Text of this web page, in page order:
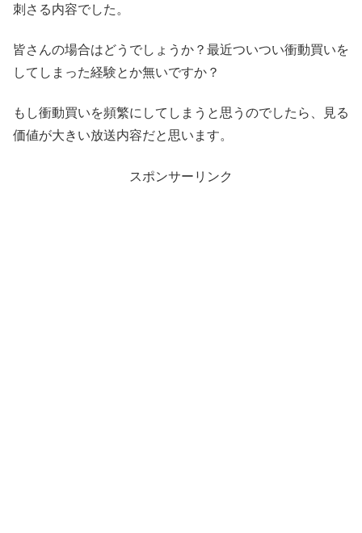
刺さる内容でした。
皆さんの場合はどうでしょうか？最近ついつい衝動買いを
してしまった経験とか無いですか？
もし衝動買いを頻繁にしてしまうと思うのでしたら、見る
価値が大きい放送内容だと思います。
スポンサーリンク